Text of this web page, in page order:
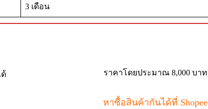
3 เดือน
ราคาโดยประมาณ 8,000 บาท
หาซื้อสินค้ากันได้ที่ Shopee